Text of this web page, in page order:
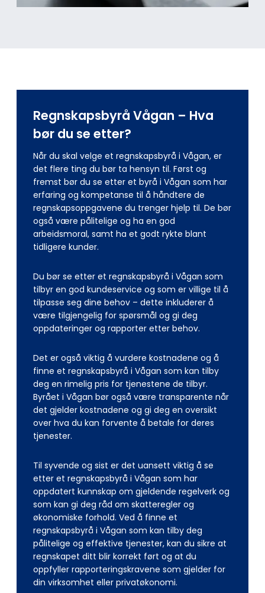
Regnskapsbyrå Vågan – Hva
bør du se etter?
Når du skal velge et regnskapsbyrå i Vågan, er
det flere ting du bør ta hensyn til. Først og
fremst bør du se etter et byrå i Vågan som har
erfaring og kompetanse til å håndtere de
regnskapsoppgavene du trenger hjelp til. De bør
også være pålitelige og ha en god
arbeidsmoral, samt ha et godt rykte blant
tidligere kunder.
Du bør se etter et regnskapsbyrå i Vågan som
tilbyr en god kundeservice og som er villige til å
tilpasse seg dine behov – dette inkluderer å
være tilgjengelig for spørsmål og gi deg
oppdateringer og rapporter etter behov.
Det er også viktig å vurdere kostnadene og å
finne et regnskapsbyrå i Vågan som kan tilby
deg en rimelig pris for tjenestene de tilbyr.
Byrået i Vågan bør også være transparente når
det gjelder kostnadene og gi deg en oversikt
over hva du kan forvente å betale for deres
tjenester.
Til syvende og sist er det uansett viktig å se
etter et regnskapsbyrå i Vågan som har
oppdatert kunnskap om gjeldende regelverk og
som kan gi deg råd om skatteregler og
økonomiske forhold. Ved å finne et
regnskapsbyrå i Vågan som kan tilby deg
pålitelige og effektive tjenester, kan du sikre at
regnskapet ditt blir korrekt ført og at du
oppfyller rapporteringskravene som gjelder for
din virksomhet eller privatøkonomi.